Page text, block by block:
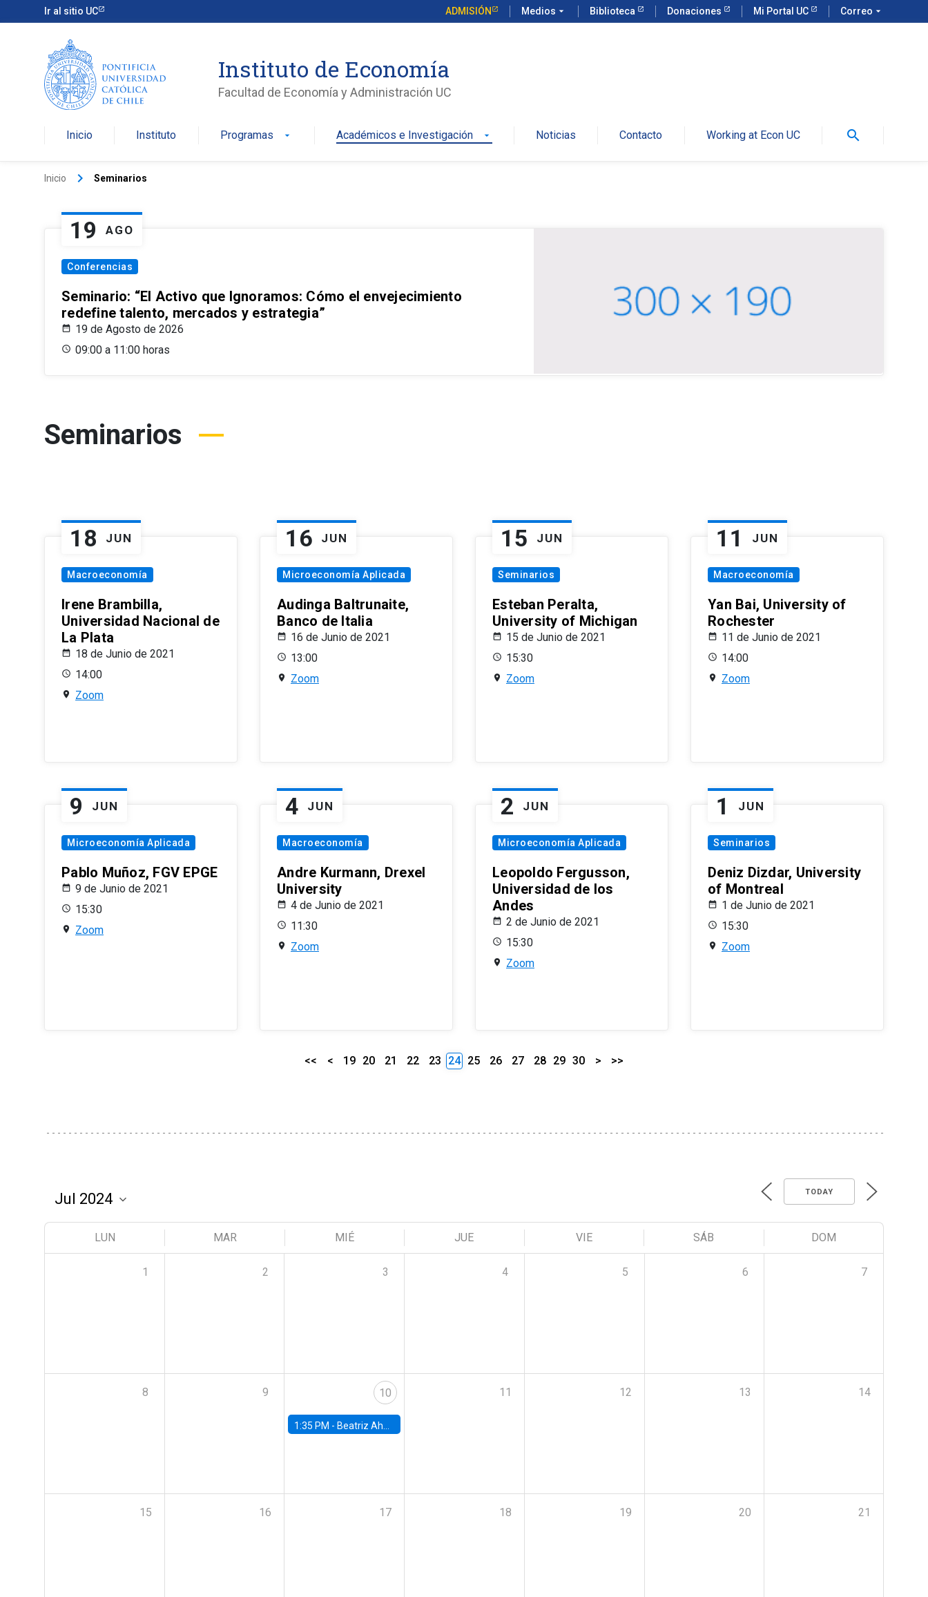
Ir al sitio UC ADMISIÓN Medios arrow_drop_down Biblioteca Donaciones Mi Portal UC Correo arrow_drop_down
Instituto de Economía
Facultad de Economía y Administración UC
Inicio Instituto Programas arrow_drop_down Académicos e Investigación arrow_drop_down Noticias Contacto Working at Econ UC search
Inicio keyboard_arrow_right Seminarios
19 AGO
Conferencias
Seminario: “El Activo que Ignoramos: Cómo el envejecimiento
redefine talento, mercados y estrategia”
19 de Agosto de 2026
09:00 a 11:00 horas
Seminarios
18 JUN
Macroeconomía
Irene Brambilla,
Universidad Nacional de
La Plata
18 de Junio de 2021
14:00
Zoom
16 JUN
Microeconomía Aplicada
Audinga Baltrunaite,
Banco de Italia
16 de Junio de 2021
13:00
Zoom
15 JUN
Seminarios
Esteban Peralta,
University of Michigan
15 de Junio de 2021
15:30
Zoom
11 JUN
Macroeconomía
Yan Bai, University of
Rochester
11 de Junio de 2021
14:00
Zoom
9 JUN
Microeconomía Aplicada
Pablo Muñoz, FGV EPGE
9 de Junio de 2021
15:30
Zoom
4 JUN
Macroeconomía
Andre Kurmann, Drexel
University
4 de Junio de 2021
11:30
Zoom
2 JUN
Microeconomía Aplicada
Leopoldo Fergusson,
Universidad de los
Andes
2 de Junio de 2021
15:30
Zoom
1 JUN
Seminarios
Deniz Dizdar, University
of Montreal
1 de Junio de 2021
15:30
Zoom
<< < 19 20 21 22 23 24 25 26 27 28 29 30 > >>
TODAY
LUN MAR MIÉ JUE VIE SÁB DOM
1 2 3 4 5 6 7
8 9 10
1:35 PM - Beatriz Ahumada, PhD candidate, Universidad de Pittsburgh
11 12 13 14
15 16 17 18 19 20 21